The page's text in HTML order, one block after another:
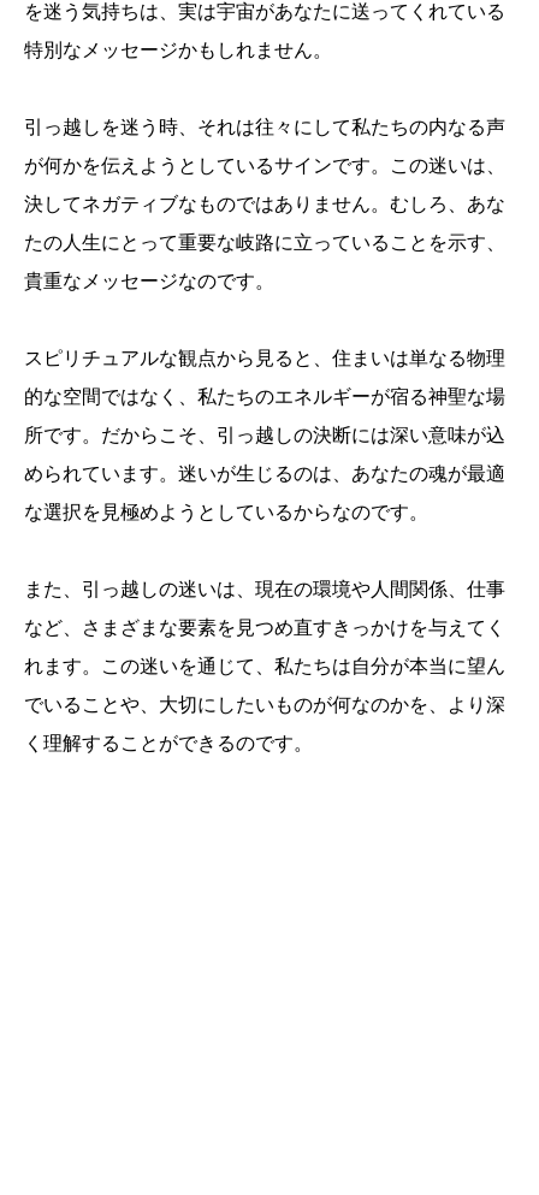
を迷う気持ちは、実は宇宙があなたに送ってくれている
特別なメッセージかもしれません。
引っ越しを迷う時、それは往々にして私たちの内なる声
が何かを伝えようとしているサインです。この迷いは、
決してネガティブなものではありません。むしろ、あな
たの人生にとって重要な岐路に立っていることを示す、
貴重なメッセージなのです。
スピリチュアルな観点から見ると、住まいは単なる物理
的な空間ではなく、私たちのエネルギーが宿る神聖な場
所です。だからこそ、引っ越しの決断には深い意味が込
められています。迷いが生じるのは、あなたの魂が最適
な選択を見極めようとしているからなのです。
また、引っ越しの迷いは、現在の環境や人間関係、仕事
など、さまざまな要素を見つめ直すきっかけを与えてく
れます。この迷いを通じて、私たちは自分が本当に望ん
でいることや、大切にしたいものが何なのかを、より深
く理解することができるのです。